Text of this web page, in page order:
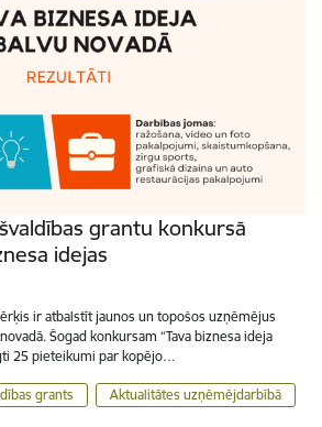
grantu konkursā
idejas
ir atbalstīt jaunos un topošos uzņēmējus
Šogad konkursam “Tava biznesa ideja
25 pieteikumi par kopējo…
grants Aktualitātes uzņēmējdarbībā